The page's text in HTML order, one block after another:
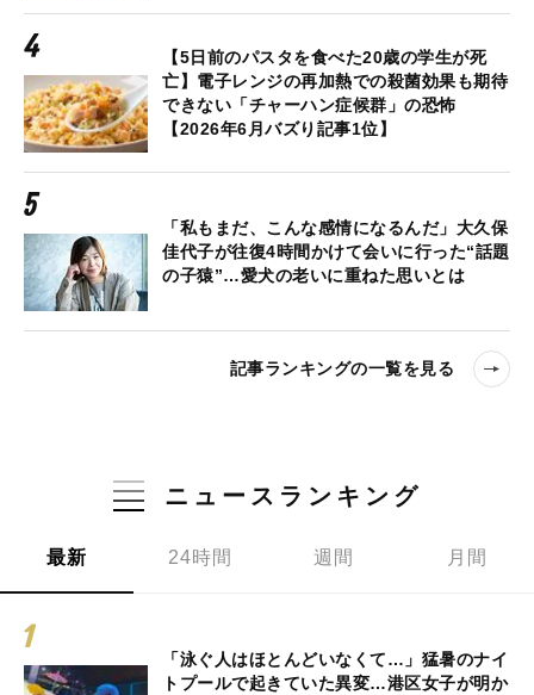
【5日前のパスタを食べた20歳の学生が死
亡】電子レンジの再加熱での殺菌効果も期待
できない「チャーハン症候群」の恐怖
【2026年6月バズり記事1位】
「私もまだ、こんな感情になるんだ」大久保
佳代子が往復4時間かけて会いに行った“話題
の子猿”…愛犬の老いに重ねた思いとは
記事ランキングの一覧を見る
ニュースランキング
最新 24時間 週間 月間
「泳ぐ人はほとんどいなくて…」猛暑のナイ
トプールで起きていた異変…港区女子が明か